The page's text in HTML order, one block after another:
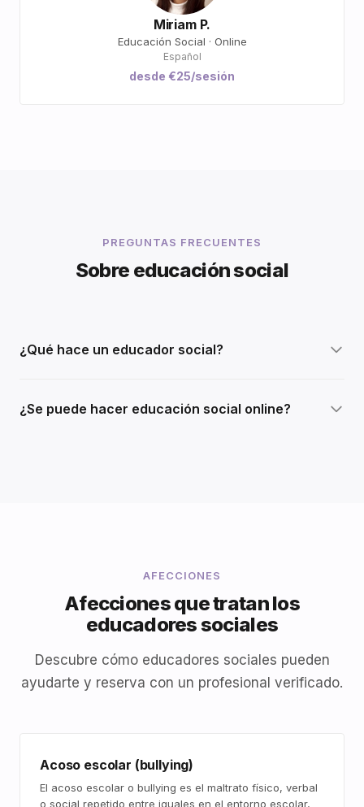
Miriam P.
Educación Social · Online
Español
desde €25/sesión
PREGUNTAS FRECUENTES
Sobre educación social
¿Qué hace un educador social?
¿Se puede hacer educación social online?
AFECCIONES
Afecciones que tratan los
educadores sociales
Descubre cómo educadores sociales pueden
ayudarte y reserva con un profesional verificado.
Acoso escolar (bullying)
El acoso escolar o bullying es el maltrato físico, verbal
o social repetido entre iguales en el entorno escolar,